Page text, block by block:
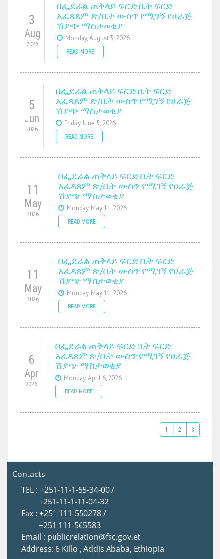
3
Aug
2026
በፌደራል ጠቅላይ ፍርድ ቤት ፍርድ
አፈጻጸም ጽ/ቤት ውስጥ የሚገኝ የሀራጅ
ሽያጭ ማስታወቂያ
Monday, August 3, 2026
READ MORE
5
Jun
2026
በፌደራል ጠቅላይ ፍርድ ቤት ፍርድ
አፈጻጸም ጽ/ቤት ውስጥ የሚገኝ የሀራጅ
ሽያጭ ማስታወቂያ
Friday, June 5, 2026
READ MORE
11
May
2026
በፌደራል ጠቅላይ ፍርድ ቤት ፍርድ
አፈጻጸም ጽ/ቤት ውስጥ የሚገኝ የሀራጅ
ሽያጭ ማስታወቂያ
Monday, May 11, 2026
READ MORE
11
May
2026
በፌደራል ጠቅላይ ፍርድ ቤት ፍርድ
አፈጻጸም ጽ/ቤት ውስጥ የሚገኝ የሀራጅ
ሽያጭ ማስታወቂያ
Monday, May 11, 2026
READ MORE
6
Apr
2026
በፌደራል ጠቅላይ ፍርድ ቤት ፍርድ
አፈጻጸም ጽ/ቤት ውስጥ የሚገኝ የሀራጅ
ሽያጭ ማስታወቂያ
Monday, April 6, 2026
READ MORE
1 2 3
Contacts
TEL : +251-11-1-55-34-00 /
+251-11-1-11-04-32
Fax : +251 111-550278 /
+251 111-565583
Email : publicrelation@fsc.gov.et
Address: 6 Killo , Addis Ababa, Ethiopia